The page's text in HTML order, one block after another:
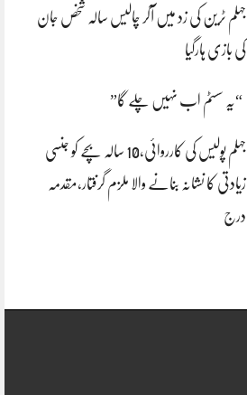
جہلم ٹرین کی زد میں آکر چالیس سالہ شخص جان
کی بازی ہارگیا
“یہ سسٹم اب نہیں چلے گا”
جہلم پولیس کی کارروائی،10 سالہ بچے کو جنسی
زیادتی کا نشانہ بنانے والا ملزم گرفتار،مقدمہ
درج